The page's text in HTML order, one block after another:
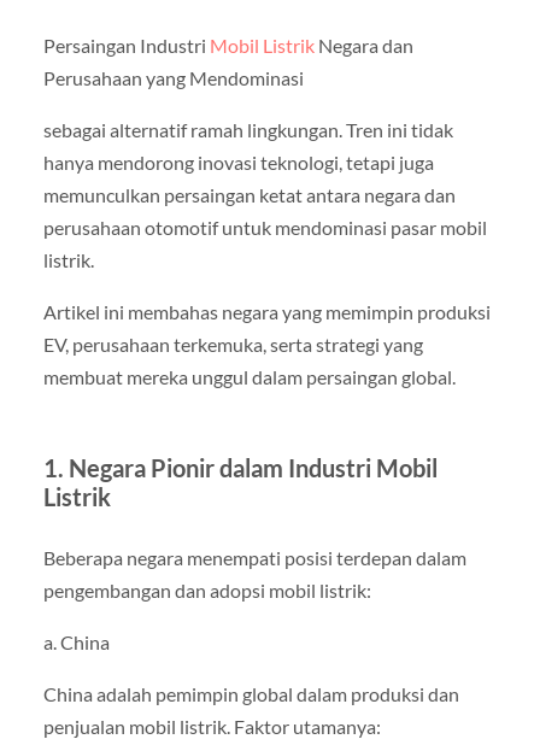
Persaingan Industri Mobil ListrikNegara dan
Perusahaan yang Mendominasi
sebagai alternatif ramah lingkungan. Tren ini tidak
hanya mendorong inovasi teknologi, tetapi juga
memunculkan persaingan ketat antara negara dan
perusahaan otomotif untuk mendominasi pasar mobil
listrik.
Artikel ini membahas negara yang memimpin produksi
EV, perusahaan terkemuka, serta strategi yang
membuat mereka unggul dalam persaingan global.
1. Negara Pionir dalam Industri Mobil
Listrik
Beberapa negara menempati posisi terdepan dalam
pengembangan dan adopsi mobil listrik:
a. China
China adalah pemimpin global dalam produksi dan
penjualan mobil listrik. Faktor utamanya: